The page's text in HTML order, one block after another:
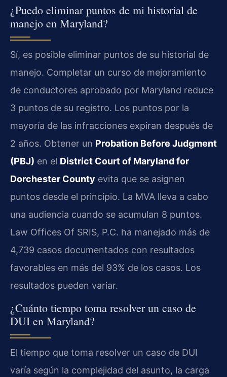
¿Puedo eliminar puntos de mi historial de
manejo en Maryland?
Sí, es posible eliminar puntos de su historial de
manejo. Completar un curso de mejoramiento
de conductores aprobado por Maryland reduce
3 puntos de su registro. Los puntos por la
mayoría de las infracciones expiran después de
2 años. Obtener un Probation Before Judgment
(PBJ) en el District Court of Maryland for
Dorchester County evita que se asignen
puntos desde el principio. La MVA lleva a cabo
una audiencia cuando se acumulan 8 puntos.
Law Offices Of SRIS, P.C. ha manejado más de
4,739 casos documentados con resultados
favorables en más del 93% de los casos. Los
resultados pueden variar.
¿Cuánto tiempo toma resolver un caso de
DUI en Maryland?
El tiempo que toma resolver un caso de DUI
varía según la complejidad del asunto, la carga